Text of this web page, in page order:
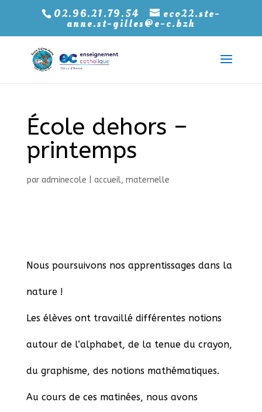
02.96.21.79.54 eco22.ste-
anne.st-gilles@e-c.bzh
École dehors –
printemps
par adminecole accueil, maternelle
Nous poursuivons nos apprentissages dans la
nature !
Les élèves ont travaillé différentes notions
autour de l’alphabet, de la tenue du crayon,
du graphisme, des notions mathématiques.
Au cours de ces matinées, nous avons